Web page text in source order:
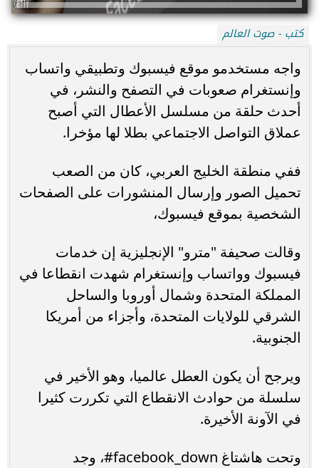
كتب - صوت العالم
واجه مستخدمو موقع فيسبوك وتطبيقي واتساب
وإنستغرام صعوبات في التصفح والنشر، في
أحدث حلقة من مسلسل الأعطال التي أصبح
عملاق التواصل الاجتماعي بطلا لها مؤخرا.
ففي منطقة الخليج العربي، كان من الصعب
تحميل الصور وإرسال المنشورات على الصفحات
الشخصية بموقع فيسبوك،
وقالت صحيفة "مترو" الإنجليزية إن خدمات
فيسبوك وواتساب وإنستغرام شهدت انقطاعا في
المملكة المتحدة وشمال أوروبا والساحل
الشرقي للولايات المتحدة، وأجزاء من أمريكا
الجنوبية.
ويرجح أن يكون العطل عالميا، وهو الأخير في
سلسلة من حوادث الانقطاع التي تكررت كثيرا
في الآونة الأخيرة.
وتحت هاشتاغ facebook_down#، وجد